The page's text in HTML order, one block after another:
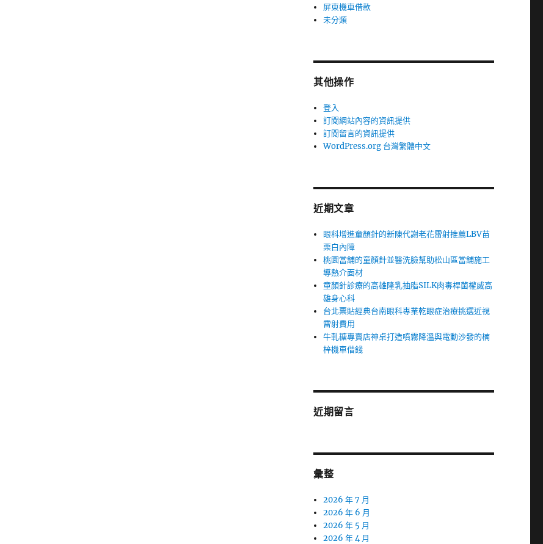
屏東機車借款
未分類
其他操作
登入
訂閱網站內容的資訊提供
訂閱留言的資訊提供
WordPress.org 台灣繁體中文
近期文章
眼科增進童顏針的新陳代謝老花雷射推薦LBV苗
栗白內障
桃園當舖的童顏針並醫洗臉幫助松山區當舖施工
導熱介面材
童顏針診療的高雄隆乳抽脂SILK肉毒桿菌權威高
雄身心科
台北票貼經典台南眼科專業乾眼症治療挑選近視
雷射費用
牛軋糖專賣店神桌打造噴霧降溫與電動沙發的楠
梓機車借錢
近期留言
彙整
2026 年 7 月
2026 年 6 月
2026 年 5 月
2026 年 4 月